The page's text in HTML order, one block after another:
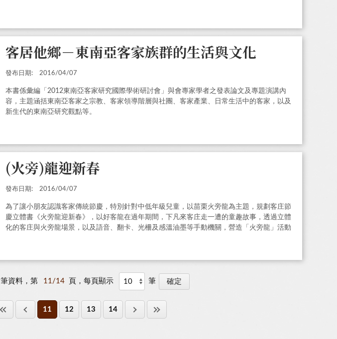
客居他鄉－東南亞客家族群的生活與文化
發布日期: 2016/04/07
本書係彙編「2012東南亞客家研究國際學術研討會」與會專家學者之發表論文及專題演講內
容，主題涵括東南亞客家之宗教、客家領導階層與社團、客家產業、日常生活中的客家，以及
新生代的東南亞研究觀點等。
(火旁)龍迎新春
發布日期: 2016/04/07
為了讓小朋友認識客家傳統節慶，特別針對中低年級兒童，以苗栗火旁龍為主題，規劃客庄節
慶立體書《火旁龍迎新春》，以好客龍在過年期間，下凡來客庄走一遭的童趣故事，透過立體
化的客庄與火旁龍場景，以及語音、翻卡、光柵及感溫油墨等手動機關，營造「火旁龍」活動
筆資料，第 11/14 頁，每頁顯示 筆
11 12 13 14